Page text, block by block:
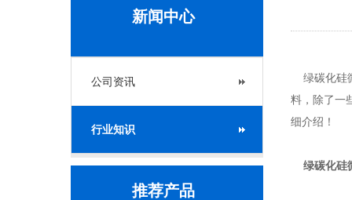
新闻中心
公司资讯
行业知识
推荐产品
绿碳化硅
料，除了一
细介绍！
绿碳化硅